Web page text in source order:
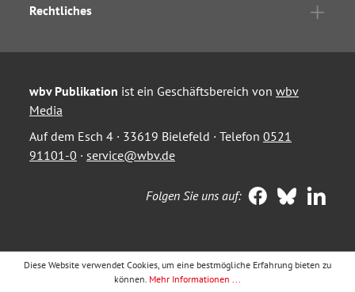
Rechtliches
wbv Publikation ist ein Geschäftsbereich von wbv
Media
Auf dem Esch 4 · 33619 Bielefeld · Telefon 0521
91101-0 · service@wbv.de
Folgen Sie uns auf:
Diese Website verwendet Cookies, um eine bestmögliche Erfahrung bieten zu
können. Mehr Informationen ...